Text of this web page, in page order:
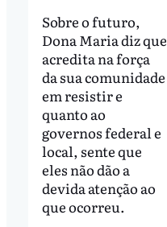
Sobre o futuro,
Dona Maria diz que
acredita na força
da sua comunidade
em resistir e
quanto ao
governos federal e
local, sente que
eles não dão a
devida atenção ao
que ocorreu.